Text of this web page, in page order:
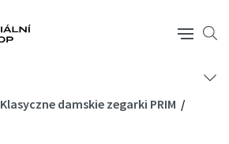
Klasyczne damskie zegarki PRIM